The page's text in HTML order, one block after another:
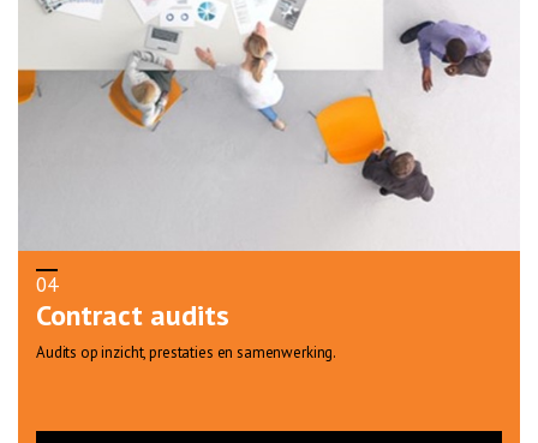
04
Contract audits
Audits op inzicht, prestaties en samenwerking.